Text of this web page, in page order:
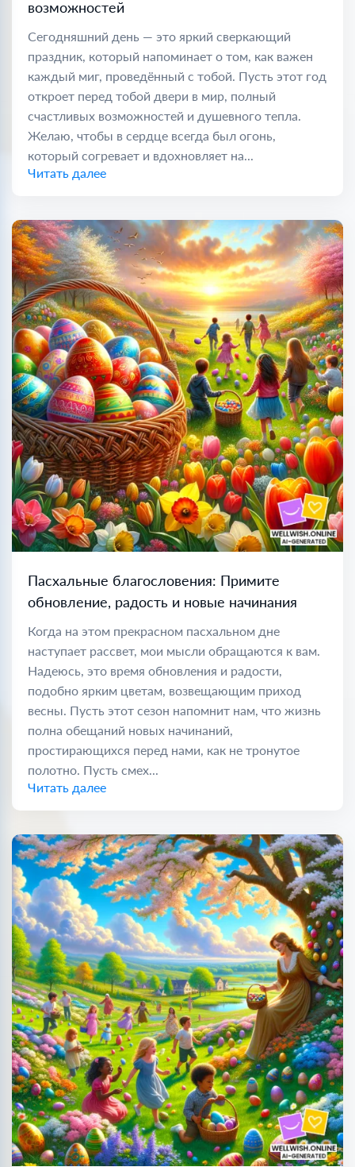
возможностей
Сегодняшний день — это яркий сверкающий
праздник, который напоминает о том, как важен
каждый миг, проведённый с тобой. Пусть этот год
откроет перед тобой двери в мир, полный
счастливых возможностей и душевного тепла.
Желаю, чтобы в сердце всегда был огонь,
который согревает и вдохновляет на...
Читать далее
Пасхальные благословения: Примите
обновление, радость и новые начинания
Когда на этом прекрасном пасхальном дне
наступает рассвет, мои мысли обращаются к вам.
Надеюсь, это время обновления и радости,
подобно ярким цветам, возвещающим приход
весны. Пусть этот сезон напомнит нам, что жизнь
полна обещаний новых начинаний,
простирающихся перед нами, как не тронутое
полотно. Пусть смех...
Читать далее